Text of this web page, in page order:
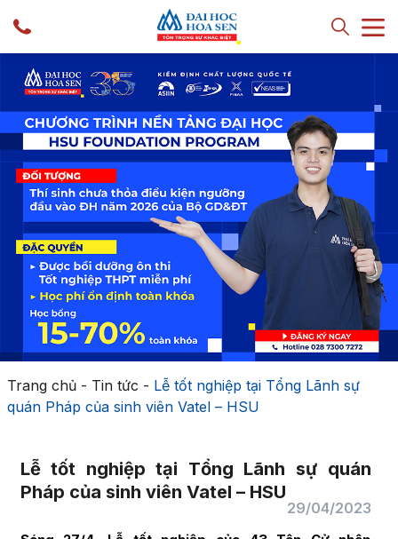
Trang chủ- Tin tức - Lễ tốt nghiệp tại Tổng Lãnh sự
quán Pháp của sinh viên Vatel – HSU
Lễ tốt nghiệp tại Tổng Lãnh sự quán
Pháp của sinh viên Vatel – HSU
29/04/2023